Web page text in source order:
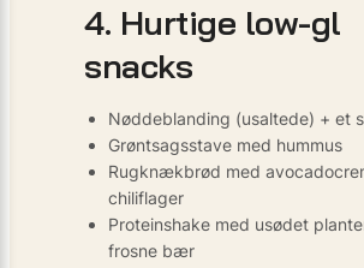
4. Hurtige low-gl
snacks
Nøddeblanding (usaltede) + et
Grøntsagsstave med hummus
Rugknækbrød med
chiliflager
Proteinshake med usødet
frosne bær